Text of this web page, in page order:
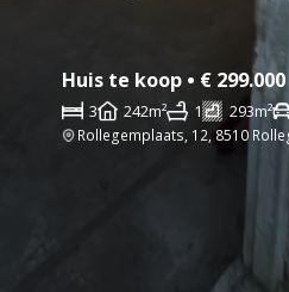
Huis te koop • € 299.000
3 242m² 1 293m²
Rollegemplaats, 12, 8510